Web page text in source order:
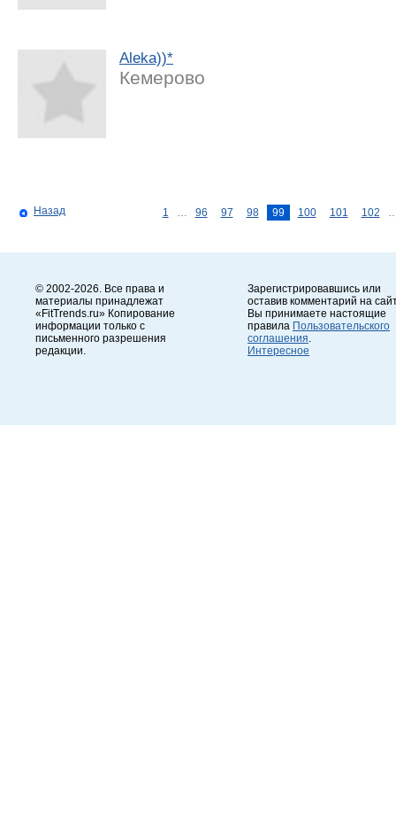
Aleka))*
Кемерово
Назад 1 96 97 98 99 100 101 102
© 2002-2026. Все права и
материалы принадлежат
«FitTrends.ru» Копирование
информации только с
письменного разрешения
редакции.
Зарегистрировавшись или
оставив комментарий на
Вы принимаете настоящие
правила Пользовательского
соглашения
Интересное